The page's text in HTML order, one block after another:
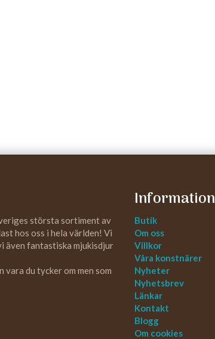
Information
Butik
Om oss
Villkor
Våra konstnärer
Nyheter
Nyhetsbrev
Länkar
Kontakt
Blogg
Om cookies
största sortiment av
hos oss i hela världen! Vi
även fantastiska mjukisdjur
du tycker om men som